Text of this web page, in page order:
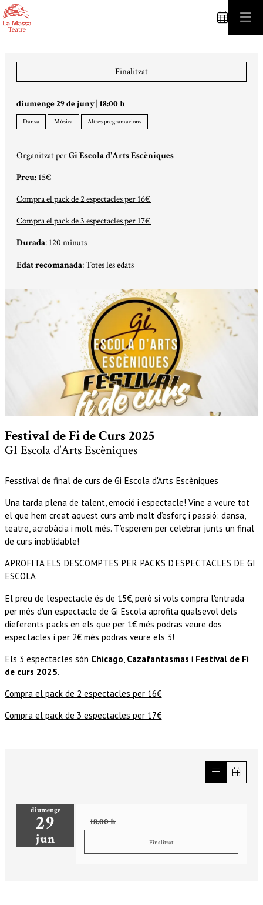
Finalitzat
diumenge 29 de juny|18:00 h
Dansa Música Altres programacions
Organitzat perGi Escola d'Arts Escèniques
Preu: 15€
Compra el pack de 2 espectacles per 16€
Compra el pack de 3 espectacles per 17€
Durada: 120 minuts
Edat recomanada: Totes les edats
Festival de Fi de Curs 2025
GI Escola d’Arts Escèniques
Fesstival de final de curs de Gi Escola d'Arts Escèniques
Una tarda plena de talent, emoció i espectacle! Vine a veure tot
el que hem creat aquest curs amb molt d’esforç i passió: dansa,
teatre, acrobàcia i molt més. T’esperem per celebrar junts un final
de curs inoblidable!
APROFITA ELS DESCOMPTES PER PACKS D'ESPECTACLES DE GI
ESCOLA
El preu de l'espectacle és de 15€, però si vols compra l'entrada
per més d'un espectacle de Gi Escola aprofita qualsevol dels
dieferents packs en els que per 1€ més podras veure dos
espectacles i per 2€ més podras veure els 3!
Els 3 espectacles són Chicago Cazafantasmas i Festival de Fi
de curs 2025.
Compra el pack de 2 espectacles per 16€
Compra el pack de 3 espectacles per 17€
diumenge
29
jun
18:00 h
Finalitzat